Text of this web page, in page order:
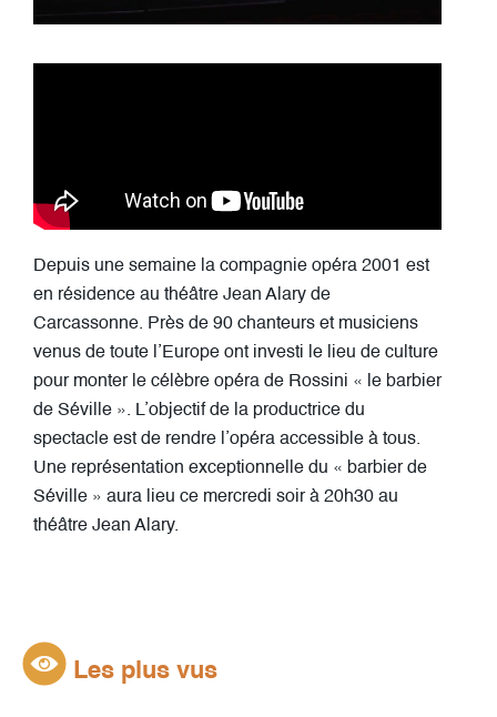
Depuis une semaine la compagnie opéra 2001 est
en résidence au théâtre Jean Alary de
Carcassonne. Près de 90 chanteurs et musiciens
venus de toute l’Europe ont investi le lieu de culture
pour monter le célèbre opéra de Rossini « le barbier
de Séville ». L’objectif de la productrice du
spectacle est de rendre l’opéra accessible à tous.
Une représentation exceptionnelle du « barbier de
Séville » aura lieu ce mercredi soir à 20h30 au
théâtre Jean Alary.
Les plus vus